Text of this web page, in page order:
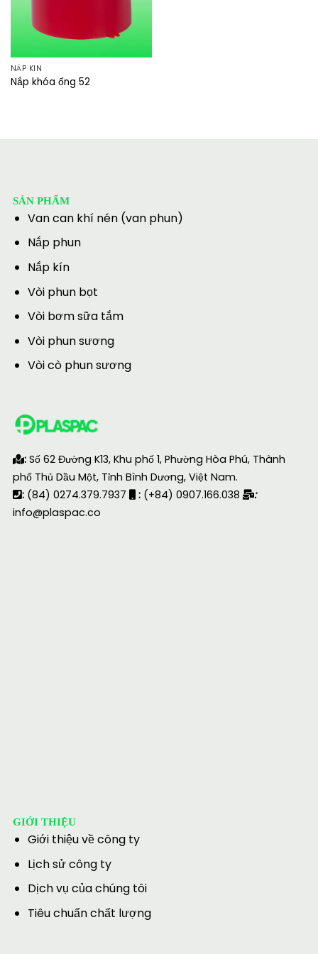
NẮP KÍN
Nắp khóa ống 52
: Số 62 Đường K13, Khu phố 1, Phường Hòa Phú, Thành
phố Thủ Dầu Một, Tỉnh Bình Dương, Việt Nam.
: (84) 0274.379.7937 : (+84) 0907.166.038
:
info@plaspac.co
GIỚI THIỆU
Giới thiệu về công ty
Lịch sử công ty
Dịch vụ của chúng tôi
Tiêu chuẩn chất lượng
SẢN PHẨM
Van can khí nén (van phun)
Nắp phun
Nắp kín
Vòi phun bọt
Vòi bơm sữa tắm
Vòi phun sương
Vòi cò phun sương